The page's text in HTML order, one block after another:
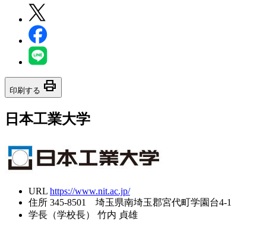
印刷する print
日本工業大学
URL https://www.nit.ac.jp/
住所 345-8501 埼玉県南埼玉郡宮代町学園台4-1
学長（学校長）
竹内 貞雄